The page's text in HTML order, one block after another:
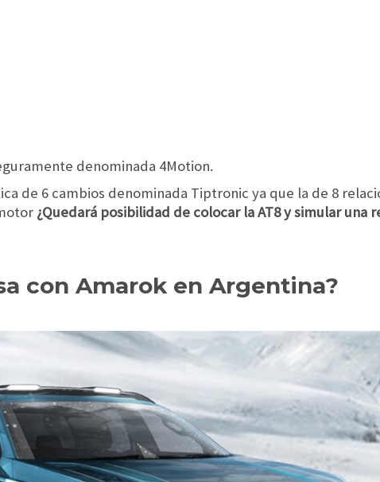
denominada 4Motion.
de 6 cambios denominada Tiptronic ya que la de 8
¿Quedará posibilidad de colocar la AT8 y simular una
con Amarok en Argentina?